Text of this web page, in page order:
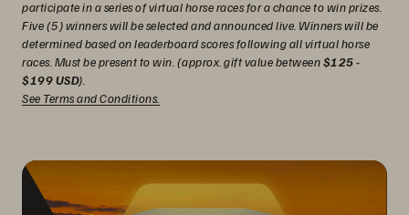
participate in a series of virtual horse races for a chance to win prizes.
Five (5) winners will be selected and announced live. Winners will be
determined based on leaderboard scores following all virtual horse
races. Must be present to win. (approx. gift value between$125 -
$199 USD).
See Terms and Conditions.